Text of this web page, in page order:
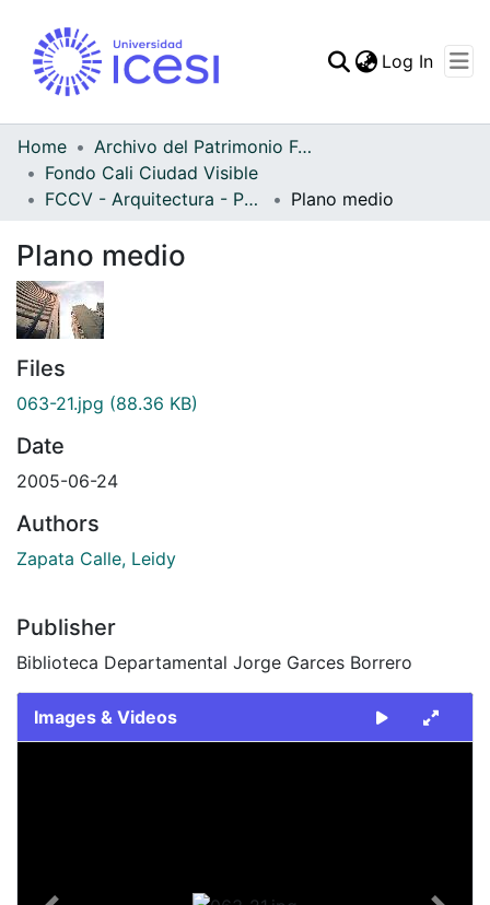
Log In
Home
Archivo del Patrimonio Fotográfico y Fílmico del Valle del Cauca
Fondo Cali Ciudad Visible
FCCV - Arquitectura - Patrimonial
Plano medio
Plano medio
Files
063-21.jpg (88.36 KB)
Date
2005-06-24
Authors
Zapata Calle, Leidy
Publisher
Biblioteca Departamental Jorge Garces Borrero
Images & Videos